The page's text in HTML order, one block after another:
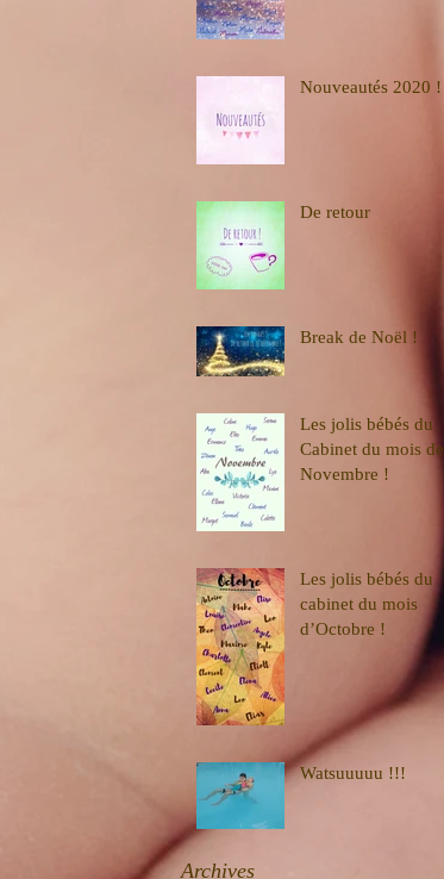
Nouveautés 2020 !
De retour
Break de Noël !
Les jolis bébés du
Cabinet du mois de
Novembre !
Les jolis bébés du
cabinet du mois
d’Octobre !
Watsuuuuu !!!
Archives